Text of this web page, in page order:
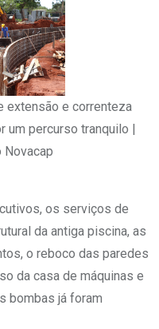
extensão e correnteza
um percurso tranquilo |
Novacap
os serviços de
da antiga piscina, as
o reboco das paredes
da casa de máquinas e
bombas já foram